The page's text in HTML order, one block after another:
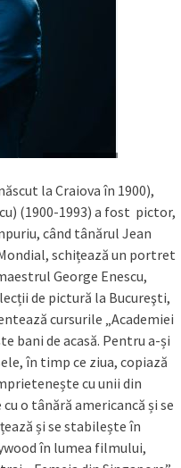
la Craiova în 1900),
(1900-1993) a fost pictor,
când tânărul Jean
schițează un portret
George Enescu,
de pictură la Bucureşti,
cursurile „Academiei
bani de acasă. Pentru a-și
în timp ce ziua, copiază
cu unii din
o tânără americancă și se
și se stabilește în
în lumea filmului,